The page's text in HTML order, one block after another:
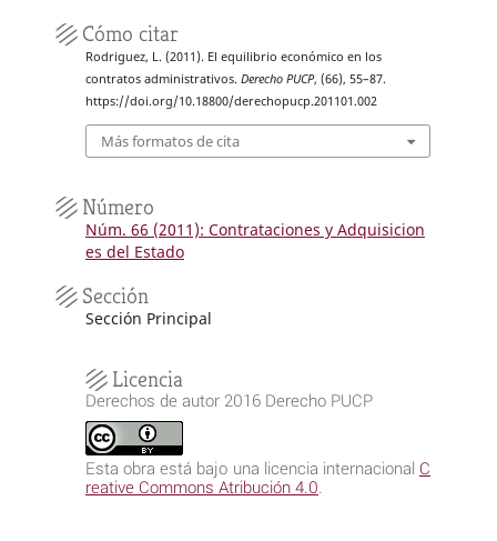
Cómo citar
Rodriguez, L. (2011). El equilibrio económico en los
contratos administrativos. Derecho PUCP, (66), 55–87.
https://doi.org/10.18800/derechopucp.201101.002
Más formatos de cita
Número
Núm. 66 (2011): Contrataciones y Adquisicion
es del Estado
Sección
Sección Principal
Licencia
Derechos de autor 2016 Derecho PUCP
Esta obra está bajo una licencia internacional C
reative Commons Atribución 4.0